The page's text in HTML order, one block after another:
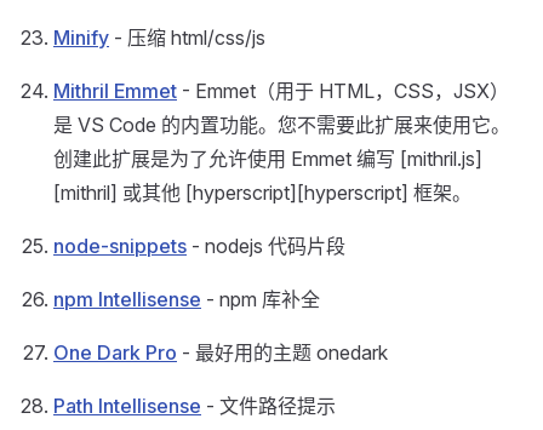
Minify - 压缩 html/css/js
Mithril Emmet - Emmet（用于 HTML，CSS，JSX）
是 VS Code 的内置功能。您不需要此扩展来使用它。
创建此扩展是为了允许使用 Emmet 编写 [mithril.js]
[mithril] 或其他 [hyperscript][hyperscript] 框架。
node-snippets - nodejs 代码片段
npm Intellisense - npm 库补全
One Dark Pro - 最好用的主题 onedark
Path Intellisense - 文件路径提示